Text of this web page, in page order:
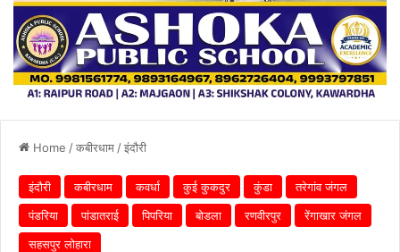
Home /कबीरधाम /इंदौरी
इंदौरी कबीरधाम कवर्धा कुई कुकदुर कुंडा
तरेगांव जंगल
पंडरिया
पांडातराई पिपरिया बोडला रणवीरपुर
रेंगाखार जंगल
सहसपुर लोहारा